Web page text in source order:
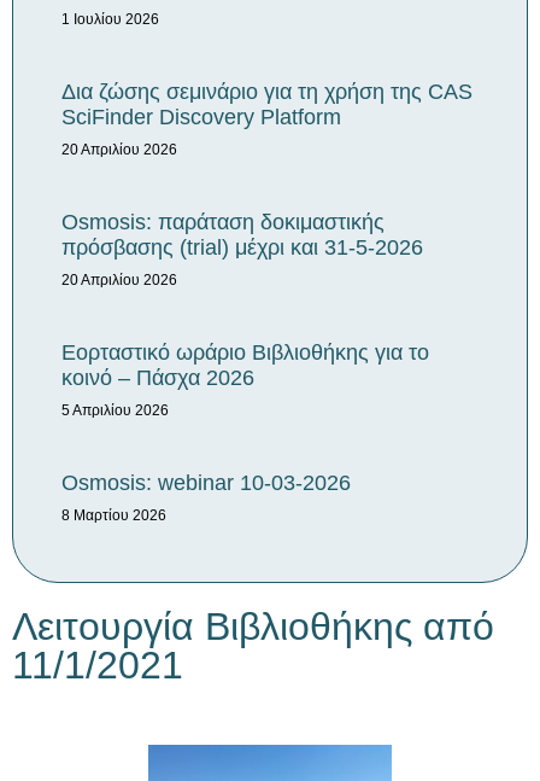
1 Ιουλίου 2026
Δια ζώσης σεμινάριο για τη χρήση της CAS
SciFinder Discovery Platform
20 Απριλίου 2026
Osmosis: παράταση δοκιμαστικής
πρόσβασης (trial) μέχρι και 31-5-2026
20 Απριλίου 2026
Εορταστικό ωράριο Βιβλιοθήκης για το
κοινό – Πάσχα 2026
5 Απριλίου 2026
Osmosis: webinar 10-03-2026
8 Μαρτίου 2026
Λειτουργία Βιβλιοθήκης από
11/1/2021​